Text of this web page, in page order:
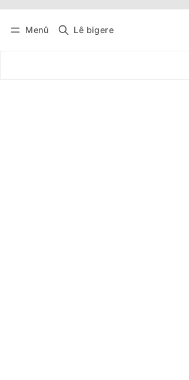
Menû Lê bigere
Têkevê Bûltena belaş bistîne